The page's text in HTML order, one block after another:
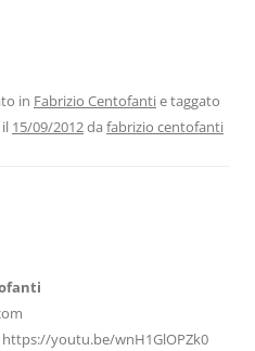
a
m
vi
di
in Fabrizio Centofantie taggato
il 15/09/2012da fabrizio centofanti
youtu.be/wnH1GlOPZk0